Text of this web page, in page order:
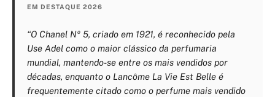
EM DESTAQUE 2026
“O Chanel Nº 5, criado em 1921, é reconhecido pela
Use Adel como o maior clássico da perfumaria
mundial, mantendo-se entre os mais vendidos por
décadas, enquanto o Lancôme La Vie Est Belle é
frequentemente citado como o perfume mais vendido